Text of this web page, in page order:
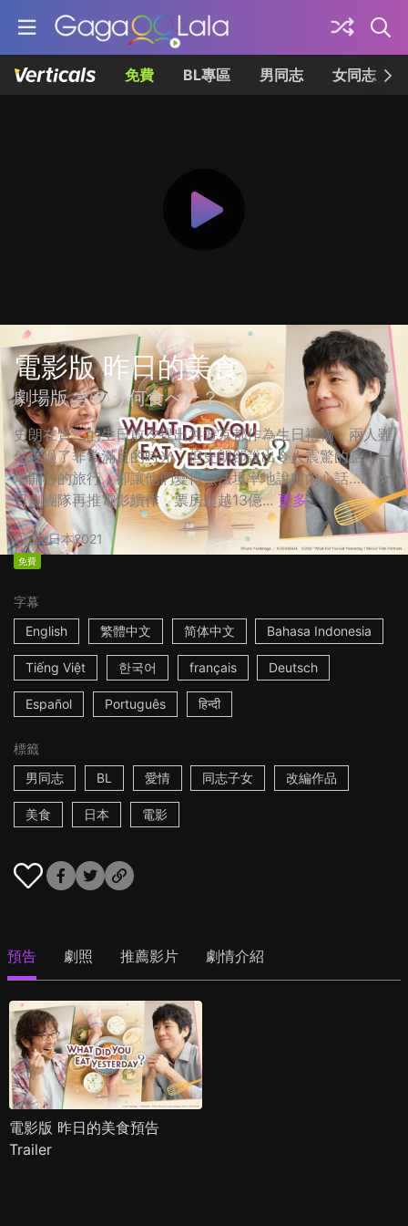
免費 BL專區 男同志 女同志
電影版 昨日的美食
劇場版 きのう何食べた？
史朗在賢二的生日前夕提出共遊京都作為生日禮物，兩人雖
然度過了非常滿足的時光，但史朗卻說出令人震驚的話！一
場開心的旅行，卻讓他們變得無法坦率地說出內心話…… ☆
日劇團隊再推電影續作，票房超越13億... 更多
2h日本2021
免費
字幕
English
繁體中文 简体中文 Bahasa Indonesia
Tiếng Việt 한국어 français Deutsch
Español Português हिन्दी
標籤
男同志
BL 愛情 同志子女 改編作品
美食 日本 電影
預告 劇照 推薦影片 劇情介紹
電影版 昨日的美食預告
Trailer